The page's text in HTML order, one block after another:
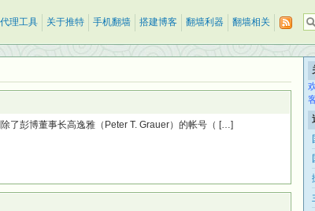
代理工具 关于推特 手机翻墙 搭建博客 翻墙利器 翻墙相关
了彭博董事长高逸雅（Peter T. Grauer）的帐号（ […]